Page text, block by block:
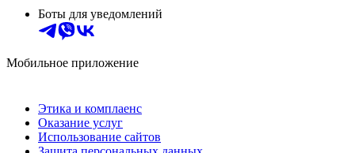
Боты для уведомлений
Мобильное приложение
Этика и комплаенс
Оказание услуг
Использование сайтов